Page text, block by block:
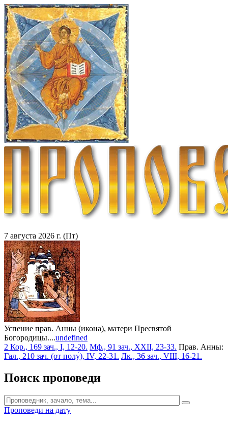
7 августа 2026 г. (Пт)
Успение прав. Анны (икона), матери Пресвятой
Богородицы....undefined
2 Кор., 169 зач., I, 12-20. Мф., 91 зач., XXII, 23-33. Прав. Анны:
Гал., 210 зач. (от полу́), IV, 22-31. Лк., 36 зач., VIII, 16-21.
Поиск проповеди
Проповеди на дату